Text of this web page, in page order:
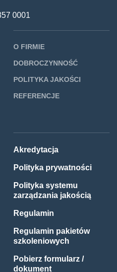
0001
O FIRMIE
DOBROCZYNNOŚĆ
POLITYKA JAKOŚCI
REFERENCJE
Akredytacja
Polityka prywatności
Polityka systemu
zarządzania jakością
Regulamin
Regulamin pakietów
szkoleniowych
Pobierz formularz /
dokument